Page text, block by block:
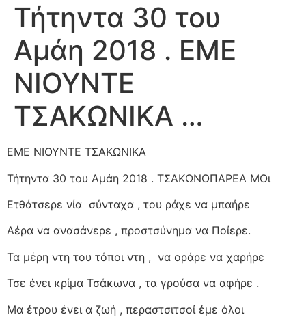
Τήτηντα 30 του
Αμάη 2018 . ΕΜΕ
ΝΙΟΥΝΤΕ
ΤΣΑΚΩΝΙΚΑ …
ΕΜΕ ΝΙΟΥΝΤΕ ΤΣΑΚΩΝΙΚΑ
Τήτηντα 30 του Αμάη 2018 . ΤΣΑΚΩΝΟΠΑΡΕΑ ΜΟι
Ετθάτσερε νία σύνταχα , του ράχε να μπαήρε
Αέρα να ανασάνερε , προστσύνημα να Ποίερε.
Τα μέρη ντη του τόποι ντη , να οράρε να χαρήρε
Τσε ένει κρίμα Τσάκωνα , τα γρούσα να αφήρε .
Μα έτρου ένει α ζωή , περαστσιτσοί έμε όλοι